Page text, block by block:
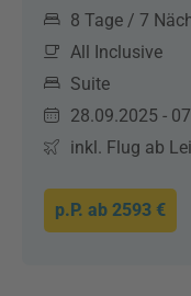
8 Tage / 7
All Inclusive
Suite
28.09.2025 -
inkl. Flug ab
p.P. ab 2593 €